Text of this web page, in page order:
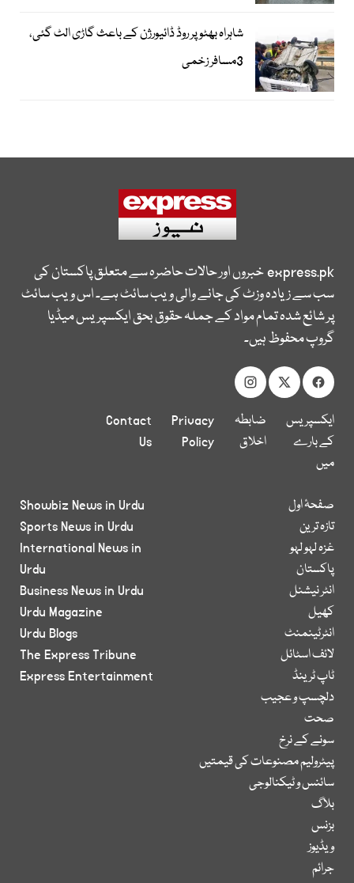
شاہراہ بھٹو پر روڈ ڈائیورژن کے باعث گاڑی الٹ گئی،
3مسافر زخمی
express.pkخبروں اور حالات حاضرہ سے متعلق پاکستان کی
سب سے زیادہ وزٹ کی جانے والی ویب سائٹ ہے۔ اس ویب سائٹ
پر شائع شدہ تمام مواد کے جملہ حقوق بحق ایکسپریس میڈیا
گروپ محفوظ ہیں۔
ایکسپریس
کے بارے
میں
ضابطہ
اخلاق
Privacy
Policy
Contact
Us
صفحۂ اول
تازہ ترین
غزہ لہو لہو
پاکستان
انٹر نیشنل
کھیل
انٹرٹینمنٹ
لائف اسٹائل
ٹاپ ٹرینڈ
دلچسپ و عجیب
صحت
سونے کے نرخ
پیٹرولیم مصنوعات کی قیمتیں
سائنس و ٹیکنالوجی
بلاگ
بزنس
ویڈیوز
جرائم
Showbiz News in Urdu
Sports News in Urdu
International News in
Urdu
Business News in Urdu
Urdu Magazine
Urdu Blogs
The Express Tribune
Express Entertainment